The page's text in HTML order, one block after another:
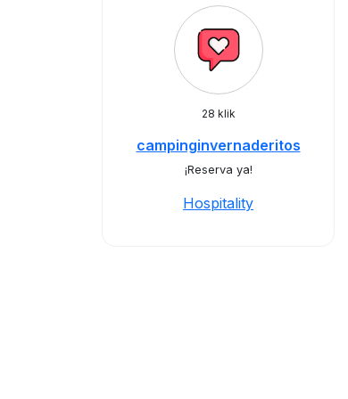
28 klik
campinginvernaderitos
¡Reserva ya!
Hospitality